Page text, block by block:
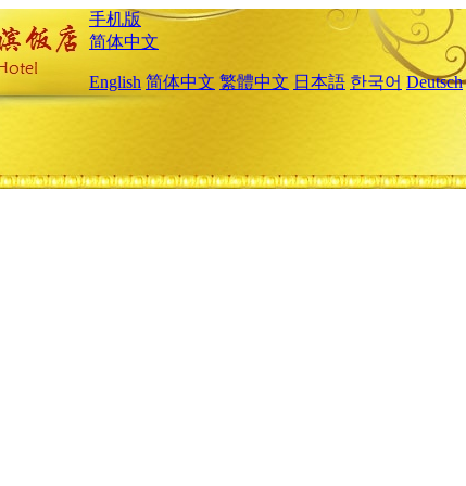
手机版
简体中文
English 简体中文 繁體中文 日本語 한국어 Deutsch